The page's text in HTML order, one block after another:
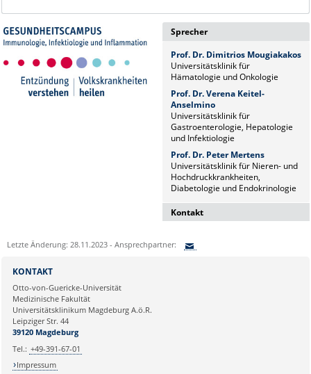
Sprecher
Prof. Dr. Dimitrios Mougiakakos
Universitätsklinik für
Hämatologie und Onkologie
Prof. Dr. Verena Keitel-
Anselmino
Universitätsklinik für
Gastroenterologie, Hepatologie
und Infektiologie
Prof. Dr. Peter Mertens
Universitätsklinik für Nieren- und
Hochdruckkrankheiten,
Diabetologie und Endokrinologie
Kontakt
Wissenschaftskoordinatorin
Letzte Änderung: 28.11.2023 - Ansprechpartner:
Sie können eine Nachricht versenden an:
Ihre E-Mailadresse:
Ihr Anliegen:
KONTAKT
Otto-von-Guericke-Universität
Medizinische Fakultät
Universitätsklinikum Magdeburg A.ö.R.
Leipziger Str. 44
39120 Magdeburg
Tel.: +49-391-67-01
Impressum